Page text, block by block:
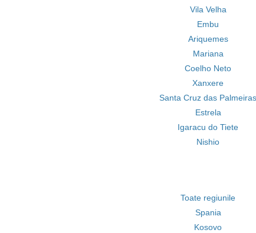
Vila Velha
Embu
Ariquemes
Mariana
Coelho Neto
Xanxere
Santa Cruz das Palmeiras
Estrela
Igaracu do Tiete
Nishio
Toate regiunile
Spania
Kosovo